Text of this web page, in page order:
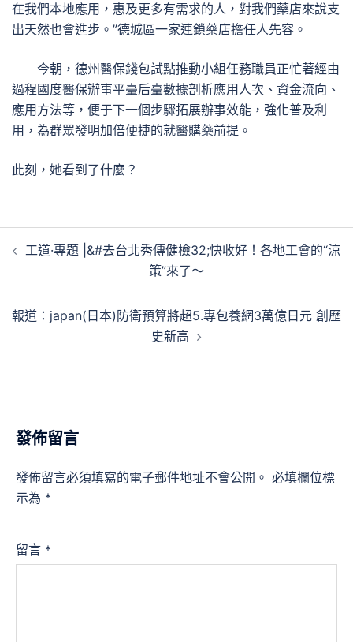
在我們本地應用，惠及更多有需求的人，對我們藥店來說支
出天然也會進步。”德城區一家連鎖藥店擔任人先容。
今朝，德州醫保錢包試點推動小組任務職員正忙著經由
過程國度醫保辦事平臺后臺數據剖析應用人次、資金流向、
應用方法等，便于下一個步驟拓展辦事效能，強化普及利
用，為群眾發明加倍便捷的就醫購藥前提。
此刻，她看到了什麼？
章
覽
工道·專題 |&#去台北秀傳健檢32;快收好！各地工會的“涼
策”來了～
報道：japan(日本)防衛預算將超5.專包養網3萬億日元 創歷
史新高
發佈留言
發佈留言必須填寫的電子郵件地址不會公開。 必填欄位標
示為 *
留言 *